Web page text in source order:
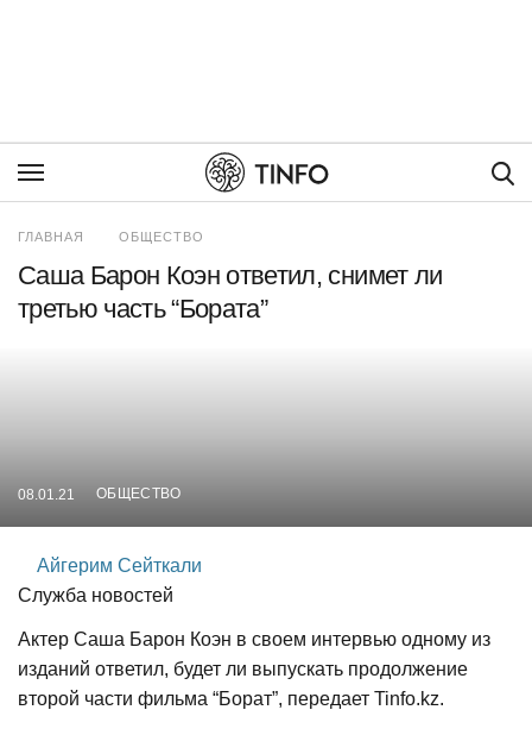
ГЛАВНАЯ ОБЩЕСТВО
Саша Барон Коэн ответил, снимет ли
третью часть “Бората”
08.01.21 ОБЩЕСТВО
Айгерим Сейткали
Служба новостей
Актер Саша Барон Коэн в своем интервью одному из
изданий ответил, будет ли выпускать продолжение
второй части фильма “Борат”, передает Tinfo.kz.